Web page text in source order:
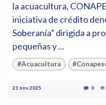
la acuacultura,
iniciativa de crédito
Soberanía” dirigida a
pequeñas y ...
#Acuacultura
21 nov 2025 0